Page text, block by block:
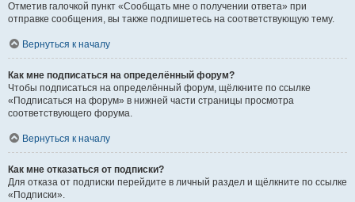
Отметив галочкой пункт «Сообщать мне о получении ответа» при
отправке сообщения, вы также подпишетесь на соответствующую тему.
Вернуться к началу
Как мне подписаться на определённый форум?
Чтобы подписаться на определённый форум, щёлкните по ссылке
«Подписаться на форум» в нижней части страницы просмотра
соответствующего форума.
Вернуться к началу
Как мне отказаться от подписки?
Для отказа от подписки перейдите в личный раздел и щёлкните по ссылке
«Подписки».